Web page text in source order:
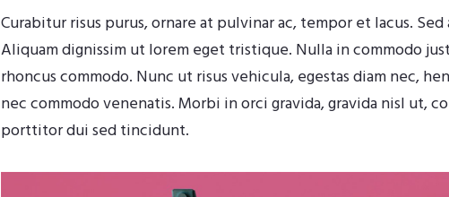
Curabitur risus purus, ornare at pulvinar ac, tempor et lacus.
Aliquam dignissim ut lorem eget tristique. Nulla in commodo
rhoncus commodo. Nunc ut risus vehicula, egestas diam nec,
nec commodo venenatis. Morbi in orci gravida, gravida nisl ut,
porttitor dui sed tincidunt.